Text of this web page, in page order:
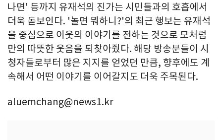
나면' 등까지 유재석의 진가는 시민들과의 호흡에서
더욱 돋보인다. '놀면 뭐하니?'의 최근 행보는 유재석
을 중심으로 이웃의 이야기를 전하는 것으로 모처럼
만의 따뜻한 웃음을 되찾아줬다. 해당 방송분들이 시
청자들로부터 많은 지지를 얻었던 만큼, 향후에도 계
속해서 어떤 이야기를 이어갈지도 더욱 주목된다.
aluemchang@news1.kr